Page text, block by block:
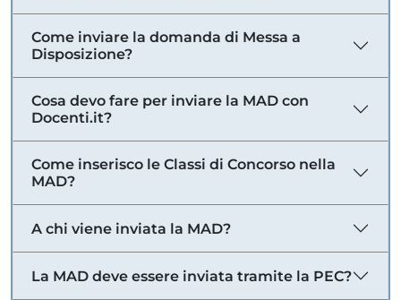
Come inviare la domanda di Messa a
Disposizione?
Cosa devo fare per inviare la MAD con
Docenti.it?
Come inserisco le Classi di Concorso nella
MAD?
A chi viene inviata la MAD?
La MAD deve essere inviata tramite la PEC?